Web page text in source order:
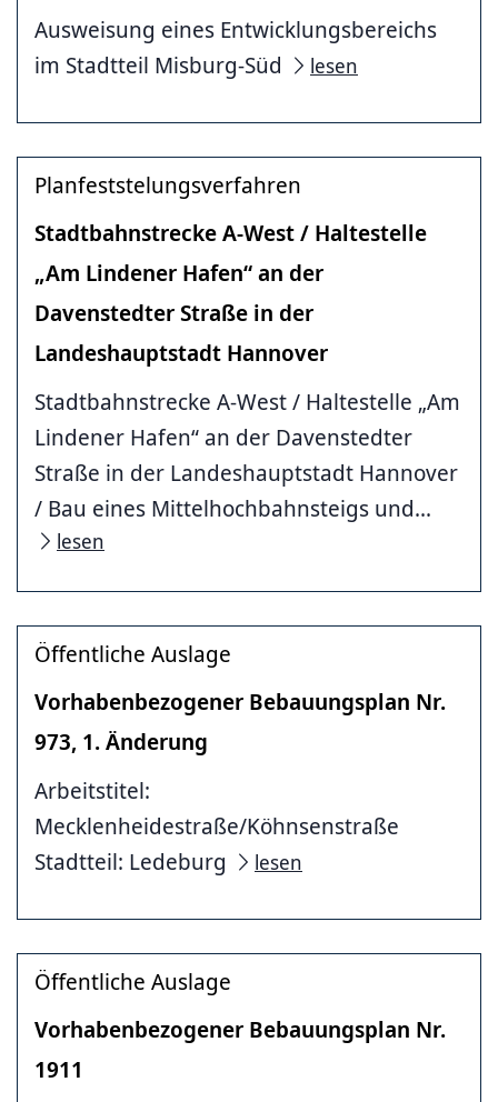
Ausweisung eines Entwicklungsbereichs
im Stadtteil Misburg-Süd
lesen
Planfeststelungsverfahren
Stadtbahnstrecke A-West / Haltestelle
„Am Lindener Hafen“ an der
Davenstedter Straße in der
Landeshauptstadt Hannover
Stadtbahnstrecke A-West / Haltestelle „Am
Lindener Hafen“ an der Davenstedter
Straße in der Landeshauptstadt Hannover
/ Bau eines Mittelhochbahnsteigs und...
lesen
Öffentliche Auslage
Vorhabenbezogener Bebauungsplan Nr.
973, 1. Änderung
Arbeitstitel:
Mecklenheidestraße/Köhnsenstraße
Stadtteil: Ledeburg
lesen
Öffentliche Auslage
Vorhabenbezogener Bebauungsplan Nr.
1911